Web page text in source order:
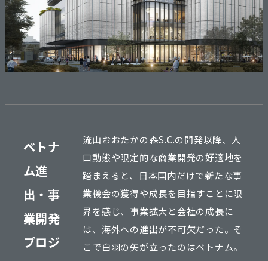
ベトナ
ム進
出・事
業開発
プロジ
流山おおたかの森S.C.の開発以降、人
口動態や限定的な商業開発の好適地を
踏まえると、日本国内だけで新たな事
業機会の獲得や成長を目指すことに限
界を感じ、事業拡大と会社の成長に
は、海外への進出が不可欠だった。そ
こで白羽の矢が立ったのはベトナム。